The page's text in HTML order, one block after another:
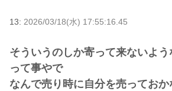
13: 2026/03/18(水) 17:55:16.45
そういうのしか寄って来ないよ
って事やで
なんで売り時に自分を売っておか